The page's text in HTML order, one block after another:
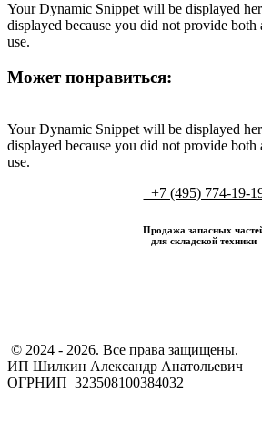
Your Dynamic Snippet will be displayed
displayed because you did not provide both
use.
Может понравиться:
Your Dynamic Snippet will be displayed
displayed because you did not provide both
use.
+7 (495) 774-19-
Продажа запасных
для складской техники
​ © 2024 - 2026. Все права защищены.
ИП Шилкин Александр Анатольевич
ОГРНИП 323508100384032